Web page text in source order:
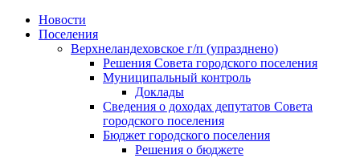
Skip
Новости
Поселения
Верхнеландеховское г/п (упразднено)
Решения Совета городского поселения
Муниципальный контроль
Доклады
Сведения о доходах депутатов Совета
городского поселения
Бюджет городского поселения
Решения о бюджете